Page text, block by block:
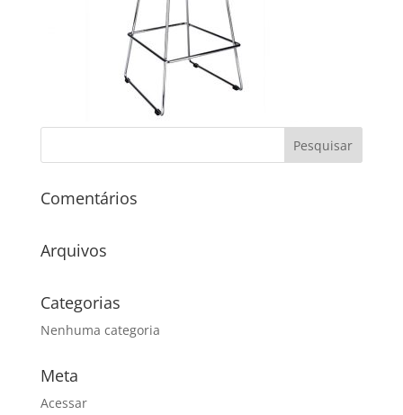
Comentários
Arquivos
Categorias
Nenhuma categoria
Meta
Acessar